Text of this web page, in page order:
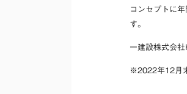
コンセプトに
す。
一建設株式会社
※2022年12月